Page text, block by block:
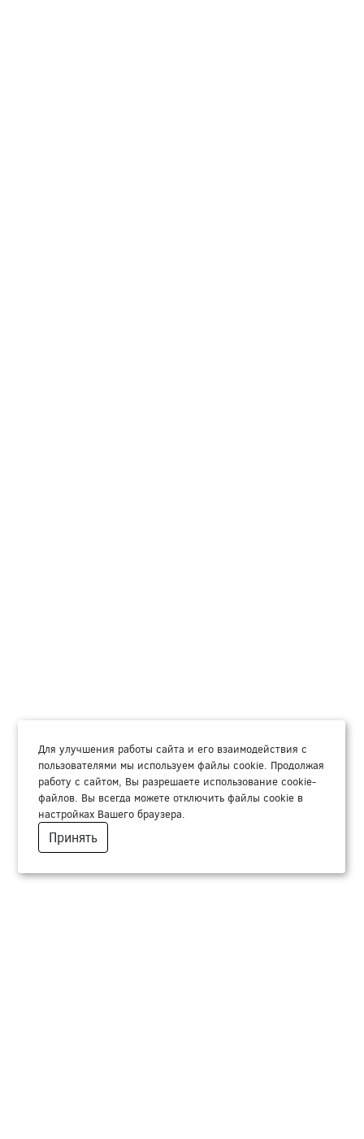
Для улучшения работы сайта и его взаимодействия с
пользователями мы используем файлы cookie. Продолжая
работу с сайтом, Вы разрешаете использование cookie-
файлов. Вы всегда можете отключить файлы cookie в
настройках Вашего браузера.
Принять